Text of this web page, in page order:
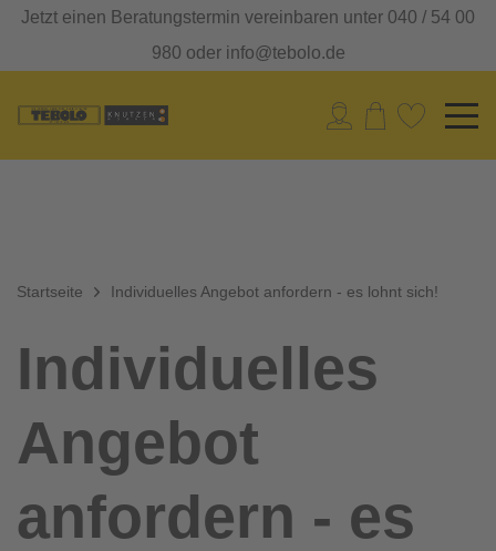
Jetzt einen Beratungstermin vereinbaren unter 040 / 54 00
980 oder info@tebolo.de
Startseite Individuelles Angebot anfordern - es lohnt sich!
Individuelles
Angebot
anfordern - es